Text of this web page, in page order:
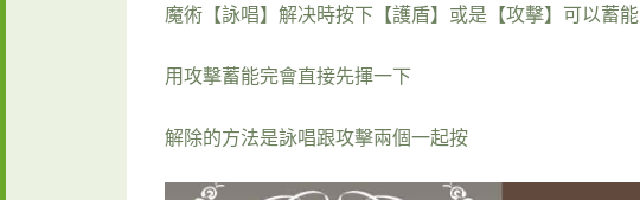
魔術【詠唱】解决時按下【護盾】或是【攻擊】可以蓄能
用攻擊蓄能完會直接先揮一下
解除的方法是詠唱跟攻擊兩個一起按